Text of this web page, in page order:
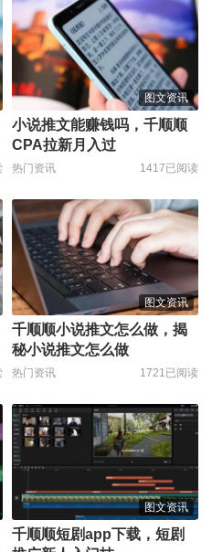
图文资讯
小说推文能赚钱吗，千顺顺
CPA拉新月入过
热门资讯 1417已阅读
图文资讯
千顺顺小说推文怎么做，揭
秘小说推文怎么做
热门资讯 1721已阅读
图文资讯
千顺顺短剧app下载，短剧